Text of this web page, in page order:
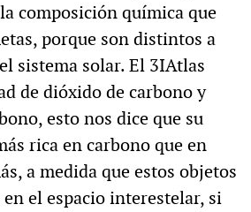
composición química que
porque son distintos a
sistema solar. El 3IAtlas
de dióxido de carbono y
esto nos dice que su
rica en carbono que en
a medida que estos objetos
el espacio interestelar, si